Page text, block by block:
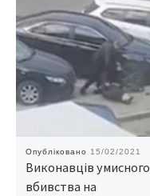
Опубліковано 15/02/2021
Виконавців умисного
вбивства на